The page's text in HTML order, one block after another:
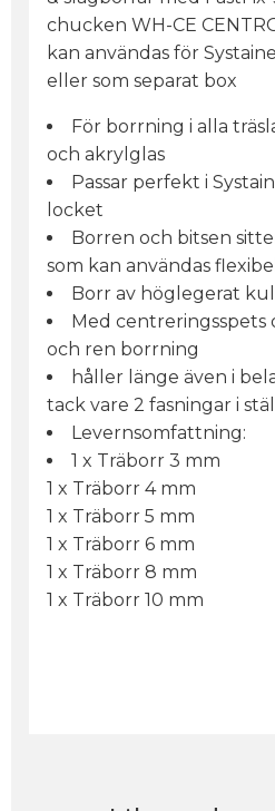
chucken WH-CE
kan användas för
eller som separat box
För borrning i alla
och akrylglas
Passar perfekt i
locket
Borren och bitsen
som kan användas
Borr av höglegerat
Med centreringsspets
och ren borrning
håller länge även i
tack vare 2 fasningar i
Levernsomfattning:
1 x Träborr 3 mm
1 x Träborr 4 mm
1 x Träborr 5 mm
1 x Träborr 6 mm
1 x Träborr 8 mm
1 x Träborr 10 mm